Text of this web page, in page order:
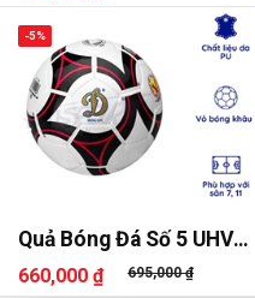
Quả Bóng Đá Số 5 UHV
2.16
660,000 ₫ 695,000 ₫
-5%